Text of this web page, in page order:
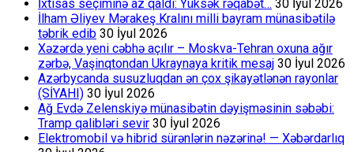
İxtisas seçiminə az qaldı: Yüksək rəqabət… 30 İyul 2026
İlham Əliyev Mərakeş Kralını milli bayram münasibətilə
təbrik edib 30 İyul 2026
Xəzərdə yeni cəbhə açılır – Moskva-Tehran oxuna ağır
zərbə, Vaşinqtondan Ukraynaya kritik mesaj 30 İyul 2026
Azərbycanda susuzluqdan ən çox şikayətlənən rayonlar
(SİYAHI) 30 İyul 2026
Ağ Evdə Zelenskiyə münasibətin dəyişməsinin səbəbi:
Tramp qalibləri sevir 30 İyul 2026
Elektromobil və hibrid sürənlərin nəzərinə! — Xəbərdarlıq